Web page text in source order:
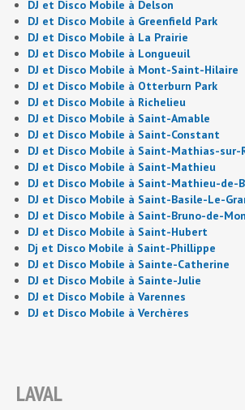
DJ et Disco Mobile à Delson
DJ et Disco Mobile à Greenfield Park
DJ et Disco Mobile à La Prairie
DJ et Disco Mobile à Longueuil
DJ et Disco Mobile à Mont-Saint-Hilaire
DJ et Disco Mobile à Otterburn Park
DJ et Disco Mobile à Richelieu
DJ et Disco Mobile à Saint-Amable
DJ et Disco Mobile à Saint-Constant
DJ et Disco Mobile à Saint-Mathias-sur-
DJ et Disco Mobile à Saint-Mathieu
DJ et Disco Mobile à Saint-Mathieu-de-
DJ et Disco Mobile à Saint-Basile-Le-
DJ et Disco Mobile à Saint-Bruno-de-
DJ et Disco Mobile à Saint-Hubert
Dj et Disco Mobile à Saint-Phillippe
DJ et Disco Mobile à Sainte-Catherine
DJ et Disco Mobile à Sainte-Julie
DJ et Disco Mobile à Varennes
DJ et Disco Mobile à Verchères
LAVAL